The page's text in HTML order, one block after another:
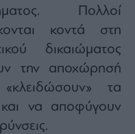
Πολλοί
κοντά στη
δικαιώματος
την αποχώρησή
τα
και να αποφύγουν